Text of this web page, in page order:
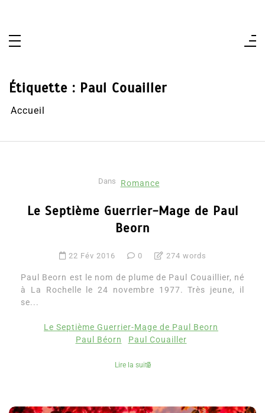
Étiquette : Paul Couailler
Accueil
Dans Romance
Le Septième Guerrier-Mage de Paul
Beorn
22 Fév 2016 0 274 words
Paul Beorn est le nom de plume de Paul Couaillier, né
à La Rochelle le 24 novembre 1977. Très jeune, il
se...
Le Septième Guerrier-Mage de Paul Beorn
Paul Béorn
Paul Couailler
Lire la suite